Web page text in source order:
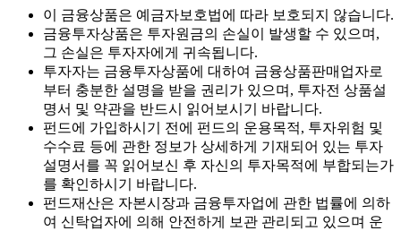
이 금융상품은 예금자보호법에 따라 보호되지 않습니다.
금융투자상품은 투자원금의 손실이 발생할 수 있으며,
그 손실은 투자자에게 귀속됩니다.
투자자는 금융투자상품에 대하여 금융상품판매업자로
부터 충분한 설명을 받을 권리가 있으며, 투자전 상품설
명서 및 약관을 반드시 읽어보시기 바랍니다.
펀드에 가입하시기 전에 펀드의 운용목적, 투자위험 및
수수료 등에 관한 정보가 상세하게 기재되어 있는 투자
설명서를 꼭 읽어보신 후 자신의 투자목적에 부합되는가
를 확인하시기 바랍니다.
펀드재산은 자본시장과 금융투자업에 관한 법률에 의하
여 신탁업자에 의해 안전하게 보관 관리되고 있으며 운